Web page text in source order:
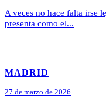
A veces no hace falta irse
presenta como el...
MADRID
27 de marzo de 2026